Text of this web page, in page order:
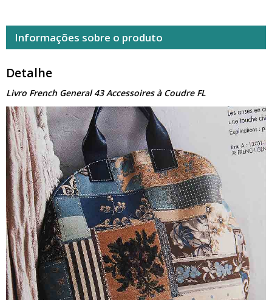
Informações sobre o produto
Detalhe
Livro French General 43 Accessoires à Coudre FL